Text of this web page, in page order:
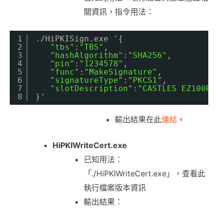
關資訊，指令用法：
1
2
3
4
5
6
7
8
. /HiPKISign .exe '{
"tbs" : "TBS" ,
"hashAlgorithm" : "SHA256" ,
"pin" : "1234578" ,
"func" : "MakeSignature" ,
"signatureType" : "PKCS1" ,
"slotDescription" : "CASTLES
}'
輸出結果在此連結 。
HiPKIWriteCert.exe
已知用法：
「./HiPKIWriteCert.exe」，查看此
執行檔案版本資訊
輸出結果：